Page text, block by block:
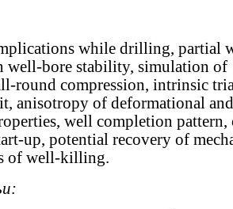
while drilling, partial
well-bore stability, simulation of
round compression, intrinsic
anisotropy of deformational
well completion pattern,
up, potential recovery of
of well-killing.